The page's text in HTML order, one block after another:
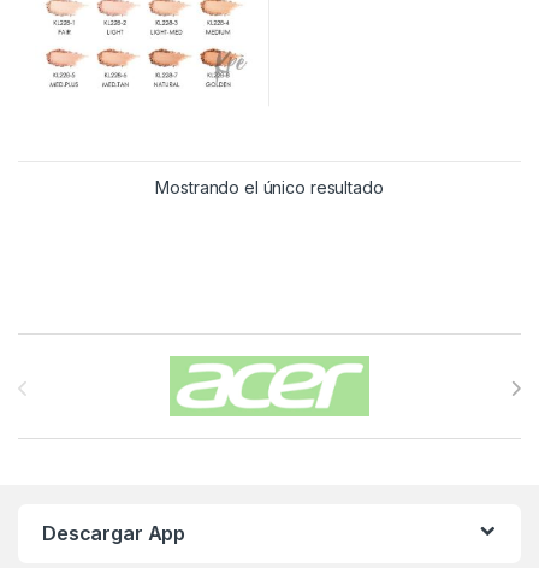
Mostrando el único resultado
Carrusel de Marcas
Descargar App